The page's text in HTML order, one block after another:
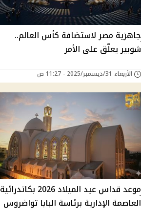
جاهزية مصر لاستضافة كأس العالم..
شوبير يعلّق على الأمر
الأربعاء 31/ديسمبر/2025 - 11:27 ص
موعد قداس عيد الميلاد 2026 بكاتدرائية
العاصمة الإدارية برئاسة البابا تواضروس